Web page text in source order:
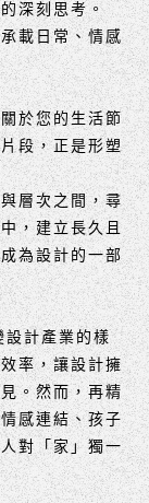
深刻思考。
載日常、情感
於您的生活節
段，正是形塑
層次之間，尋
，建立長久且
為設計的一部
計產業的樣
率，讓設計擁
。然而，再精
感連結、孩子
對「家」獨一